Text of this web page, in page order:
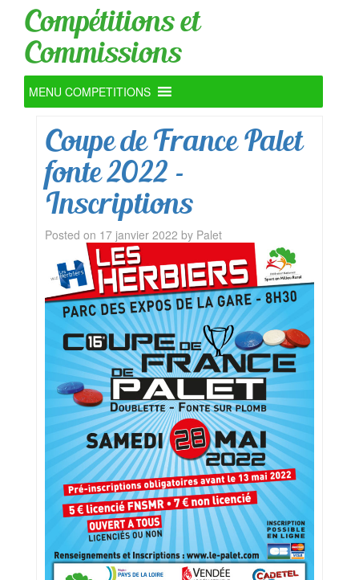
Compétitions et
Commissions
MENU COMPETITIONS
Coupe de France Palet
fonte 2022 –
Inscriptions
Posted on 17 janvier 2022 by Palet